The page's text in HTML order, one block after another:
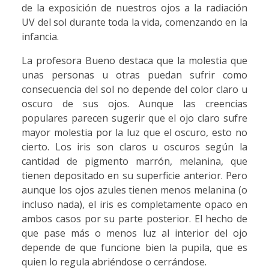
de la exposición de nuestros ojos a la radiación
UV del sol durante toda la vida, comenzando en la
infancia.
La profesora Bueno destaca que la molestia que
unas personas u otras puedan sufrir como
consecuencia del sol no depende del color claro u
oscuro de sus ojos. Aunque las creencias
populares parecen sugerir que el ojo claro sufre
mayor molestia por la luz que el oscuro, esto no
cierto. Los iris son claros u oscuros según la
cantidad de pigmento marrón, melanina, que
tienen depositado en su superficie anterior. Pero
aunque los ojos azules tienen menos melanina (o
incluso nada), el iris es completamente opaco en
ambos casos por su parte posterior. El hecho de
que pase más o menos luz al interior del ojo
depende de que funcione bien la pupila, que es
quien lo regula abriéndose o cerrándose.